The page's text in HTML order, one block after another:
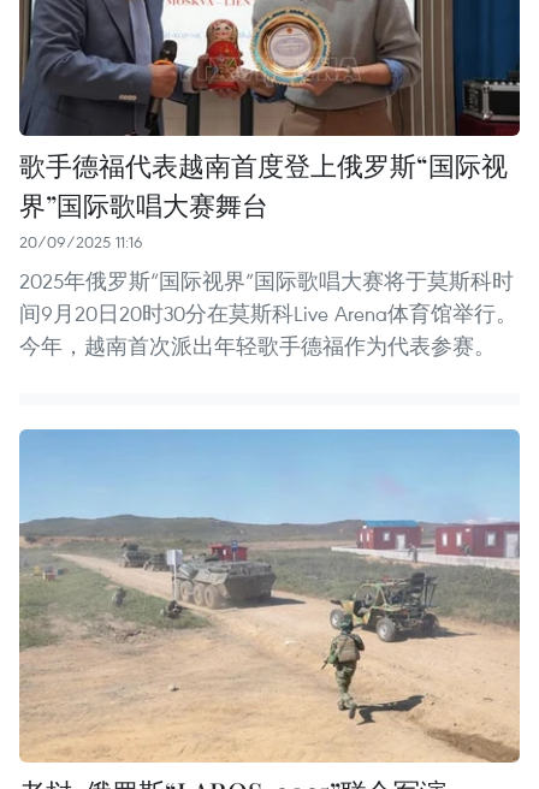
歌手德福代表越南首度登上俄罗斯“国际视
界”国际歌唱大赛舞台
20/09/2025 11:16
2025年俄罗斯“国际视界”国际歌唱大赛将于莫斯科时
间9月20日20时30分在莫斯科Live Arena体育馆举行。
今年，越南首次派出年轻歌手德福作为代表参赛。